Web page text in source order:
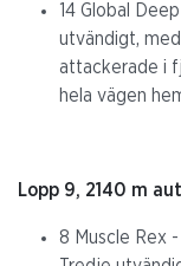
14 Global
utvändigt,
attackerade i
hela vägen
Lopp 9, 2140 m
8 Muscle Rex